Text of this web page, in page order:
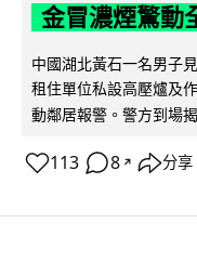
金冒濃煙驚動
中國湖北黃石一名男子
租住單位私設高壓爐及
動鄰居報警。警方到場
113 8 ↗ 分享